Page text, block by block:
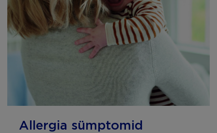
Allergia sümptomid